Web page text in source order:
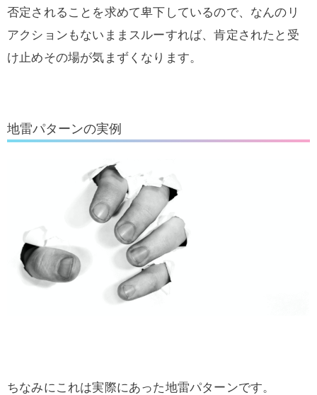
否定されることを求めて卑下しているので、なんのリ
アクションもないままスルーすれば、肯定されたと受
け止めその場が気まずくなります。
地雷パターンの実例
ちなみにこれは実際にあった地雷パターンです。